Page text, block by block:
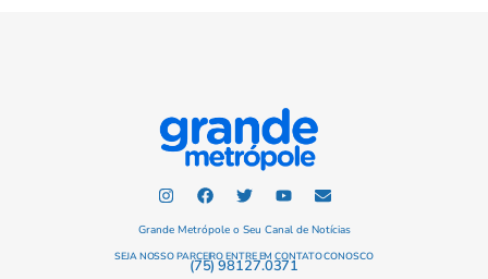
Grande Metrópole o Seu Canal de Notícias
SEJA NOSSO PARCEIRO ENTRE EM CONTATO CONOSCO
(75) 98127.0371